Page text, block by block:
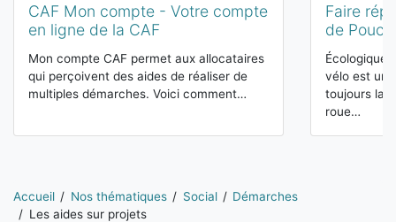
CAF Mon compte - Votre compte
en ligne de la CAF
Mon compte CAF permet aux allocataires
qui perçoivent des aides de réaliser de
multiples démarches. Voici comment…
Faire
de
vélo est un
toujours la
roue…
Vous êtes ici:
Accueil Nos thématiques Social
Démarches
Les aides sur projets